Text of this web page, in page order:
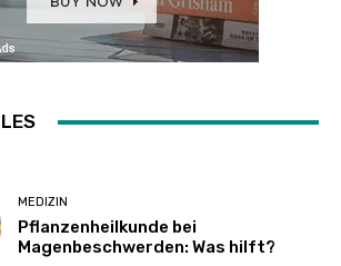
MEDIZIN
Pflanzenheilkunde bei
Magenbeschwerden: Was hilft?